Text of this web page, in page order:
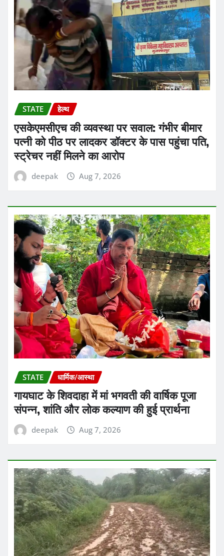
STATE हेल्थ
एसकेएमसीएच की व्यवस्था पर सवाल: गंभीर बीमार
पत्नी को पीठ पर लादकर डॉक्टर के पास पहुंचा पति,
स्ट्रेचर नहीं मिलने का आरोप
deepak Aug 7, 2026
STATE धार्मिक/आस्था
गायघाट के शिवदाहा में मां भगवती की वार्षिक पूजा
संपन्न, शांति और लोक कल्याण की हुई प्रार्थना
deepak Aug 7, 2026